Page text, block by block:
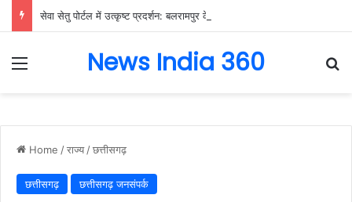
Menu News India 360
Home /राज्य /छत्तीसगढ़
छत्तीसगढ़ छत्तीसगढ़ जनसंपर्क